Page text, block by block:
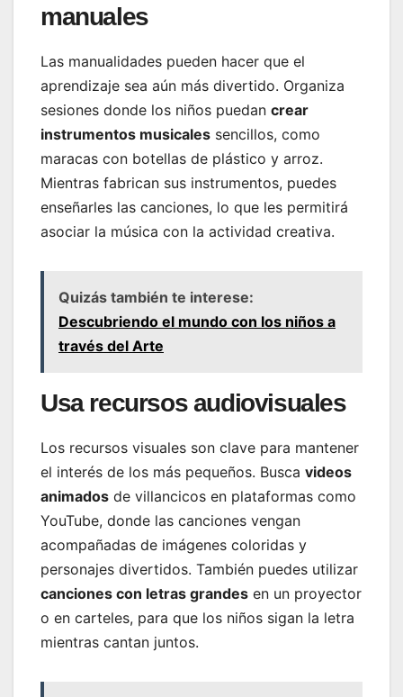
manuales
Las manualidades pueden hacer que el
aprendizaje sea aún más divertido. Organiza
sesiones donde los niños puedan crear
instrumentos musicales sencillos, como
maracas con botellas de plástico y arroz.
Mientras fabrican sus instrumentos, puedes
enseñarles las canciones, lo que les permitirá
asociar la música con la actividad creativa.
Quizás también te interese:
Descubriendo el mundo con los niños a
través del Arte
Usa recursos audiovisuales
Los recursos visuales son clave para mantener
el interés de los más pequeños. Busca videos
animados de villancicos en plataformas como
YouTube, donde las canciones vengan
acompañadas de imágenes coloridas y
personajes divertidos. También puedes utilizar
canciones con letras grandes en un proyector
o en carteles, para que los niños sigan la letra
mientras cantan juntos.